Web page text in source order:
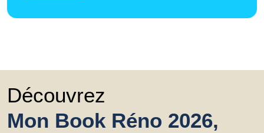
Découvrez
Mon Book Réno 2026,